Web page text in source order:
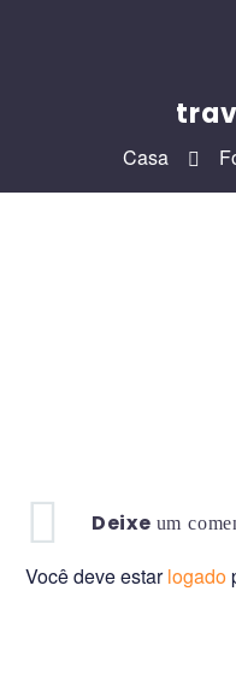
Casa
Deixe um
Você deve estarlogado